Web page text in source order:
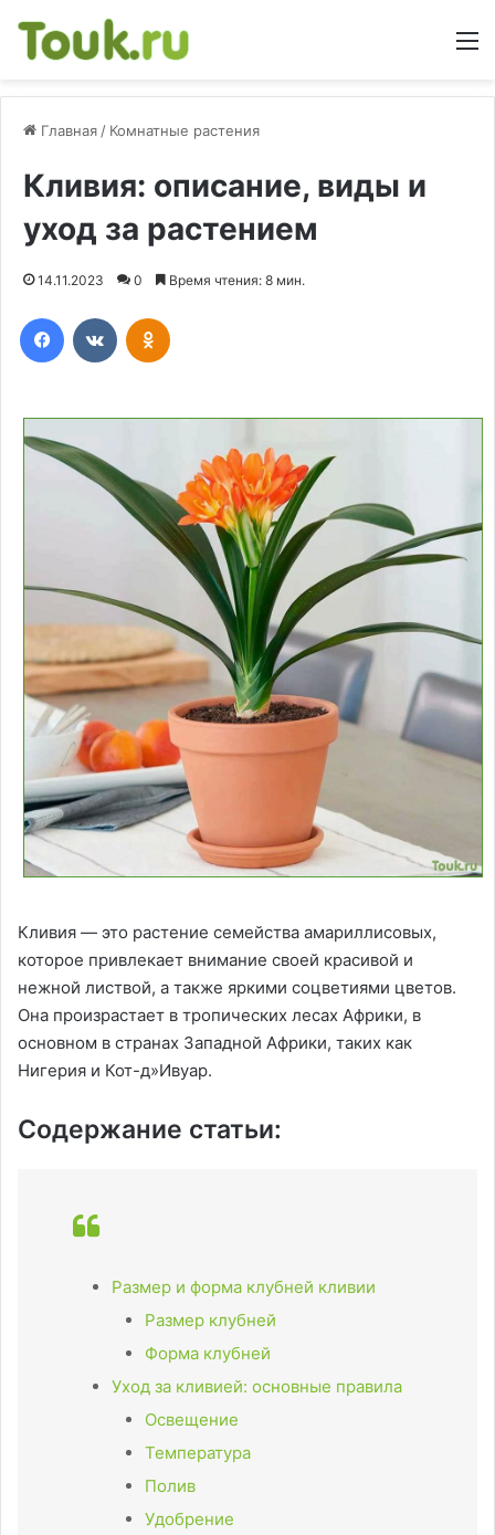
Главная / Комнатные растения
Кливия: описание, виды и
уход за растением
14.11.2023 0 Время чтения: 8 мин.
Кливия — это растение семейства амариллисовых,
которое привлекает внимание своей красивой и
нежной листвой, а также яркими соцветиями цветов.
Она произрастает в тропических лесах Африки, в
основном в странах Западной Африки, таких как
Нигерия и Кот-д»Ивуар.
Содержание статьи:
Размер и форма клубней кливии
Размер клубней
Форма клубней
Уход за кливией: основные правила
Освещение
Температура
Полив
Удобрение